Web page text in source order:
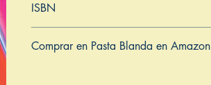
ISBN
Comprar en Pasta Blanda en Amazon